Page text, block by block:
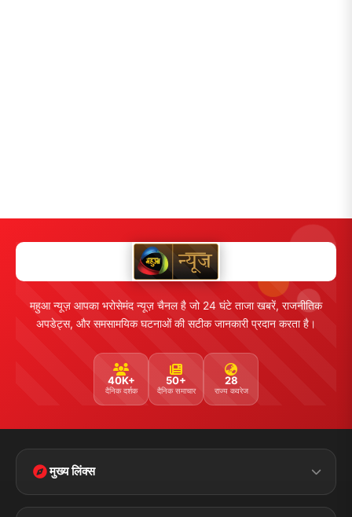
महुआ न्यूज़ आपका भरोसेमंद न्यूज़ चैनल है जो 24 घंटे ताजा खबरें, राजनीतिक
अपडेट्स, और समसामयिक घटनाओं की सटीक जानकारी प्रदान करता है।
40K+
दैनिक दर्शक
50+
दैनिक समाचार
28
राज्य कवरेज
मुख्य लिंक्स